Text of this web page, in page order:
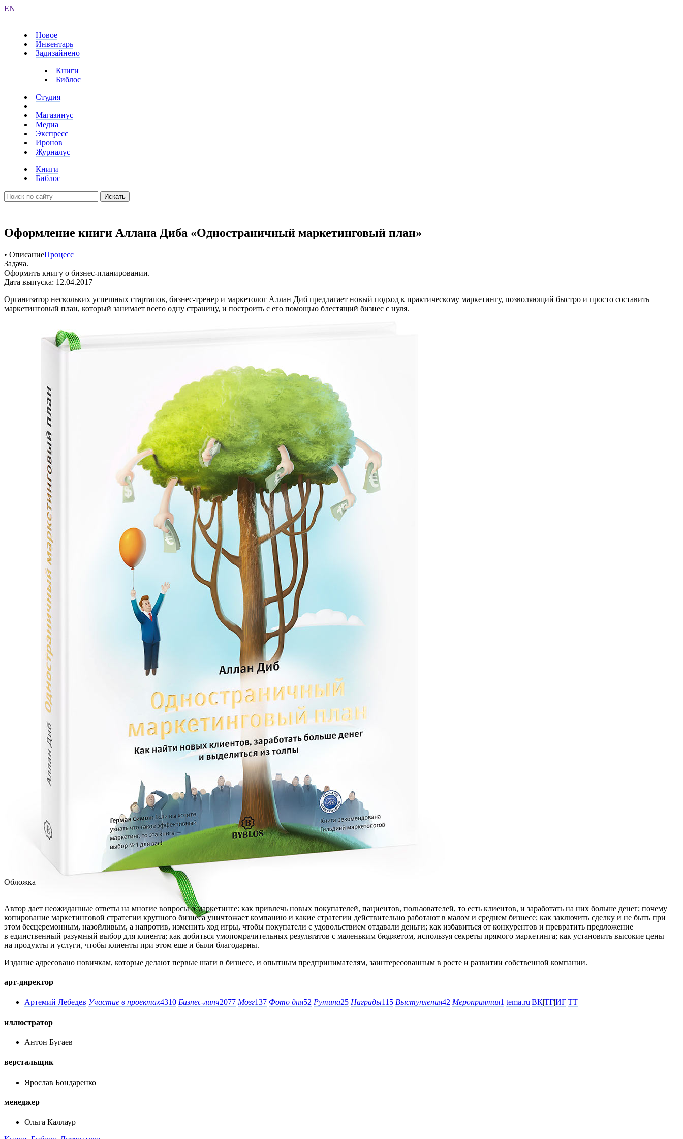
EN
Новое
Инвентарь
Задизайнено
Книги
Библос
Студия
Магазинус
Медиа
Экспресс
Иронов
Журналус
Книги
Библос
Искать
Оформление книги Аллана Диба «Одностраничный маркетинговый план»
• ОписаниеПроцесс
Задача.
Оформить книгу о бизнес-планировании.
Дата выпуска: 12.04.2017
Организатор нескольких успешных стартапов, бизнес-тренер и маркетолог Аллан Диб предлагает новый подход к практическому маркетингу, позволяющий быстро и просто составить
маркетинговый план, который занимает всего одну страницу, и построить с его помощью блестящий бизнес с нуля.
Обложка
Автор дает неожиданные ответы на многие вопросы о маркетинге: как привлечь новых покупателей, пациентов, пользователей, то есть клиентов, и заработать на них больше денег; почему
копирование маркетинговой стратегии крупного бизнеса уничтожает компанию и какие стратегии действительно работают в малом и среднем бизнесе; как заключить сделку и не быть при
этом бесцеремонным, назойливым, а напротив, изменить ход игры, чтобы покупатели с удовольствием отдавали деньги; как избавиться от конкурентов и превратить предложение
в единственный разумный выбор для клиента; как добиться умопомрачительных результатов с маленьким бюджетом, используя секреты прямого маркетинга; как установить высокие цены
на продукты и услуги, чтобы клиенты при этом еще и были благодарны.
Издание адресовано новичкам, которые делают первые шаги в бизнесе, и опытным предпринимателям, заинтересованным в росте и развитии собственной компании.
арт-директор
Артемий Лебедев Участие в проектах4310 Бизнес-линч2077 Мозг137 Фото дня52 Рутина25 Награды115 Выступления42 Мероприятия1 tema.ru|ВК|ТГ|ИГ|ТТ
иллюстратор
Антон Бугаев
верстальщик
Ярослав Бондаренко
менеджер
Ольга Каллаур